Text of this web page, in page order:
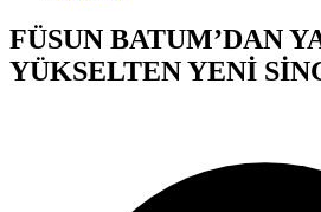
FÜSUN BATUM’DAN
YÜKSELTEN YENİ